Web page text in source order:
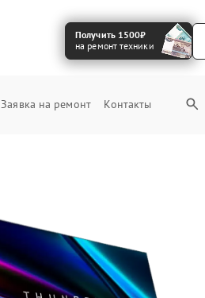
Получить 1500₽
на ремонт техники
Заявка на ремонт Контакты